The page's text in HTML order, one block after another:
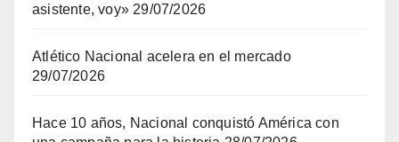
asistente, voy» 29/07/2026
Atlético Nacional acelera en el mercado
29/07/2026
Hace 10 años, Nacional conquistó América con